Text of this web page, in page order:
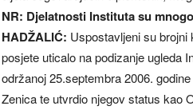
NR: Djelatnosti Instituta su
HADŽALIĆ: Uspostavljeni su
posjete uticalo na podizanje ugleda
održanoj 25.septembra 2006.
Zenica te utvrdio njegov status kao